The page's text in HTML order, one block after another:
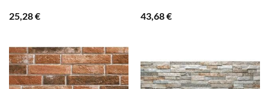
25,28€
43,68€